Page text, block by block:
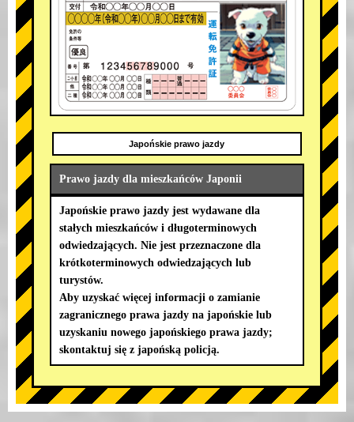
Japońskie prawo jazdy
Prawo jazdy dla mieszkańców Japonii
Japońskie prawo jazdy jest wydawane dla
stałych mieszkańców i długoterminowych
odwiedzających. Nie jest przeznaczone dla
krótkoterminowych odwiedzających lub
turystów.
Aby uzyskać więcej informacji o zamianie
zagranicznego prawa jazdy na japońskie lub
uzyskaniu nowego japońskiego prawa jazdy;
skontaktuj się z japońską policją.